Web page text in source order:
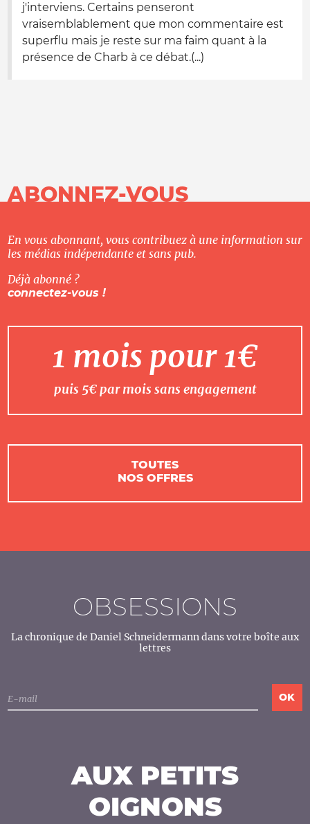
j'interviens. Certains penseront
vraisemblablement que mon commentaire est
superflu mais je reste sur ma faim quant à la
présence de Charb à ce débat.(...)
ABONNEZ-VOUS
En vous abonnant, vous contribuez à une information sur
les médias indépendante et sans pub.
Déjà abonné ?
connectez-vous !
1 mois pour 1€
puis 5€ par mois sans engagement
TOUTES
NOS OFFRES
OBSESSIONS
La chronique de Daniel Schneidermann dans votre boîte aux
lettres
AUX PETITS
OIGNONS